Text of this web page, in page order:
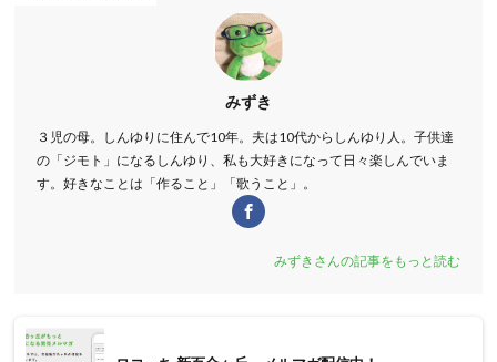
みずき
３児の母。しんゆりに住んで10年。夫は10代からしんゆり人。子供達
の「ジモト」になるしんゆり、私も大好きになって日々楽しんでいま
す。好きなことは「作ること」「歌うこと」。
みずきさんの記事をもっと読む